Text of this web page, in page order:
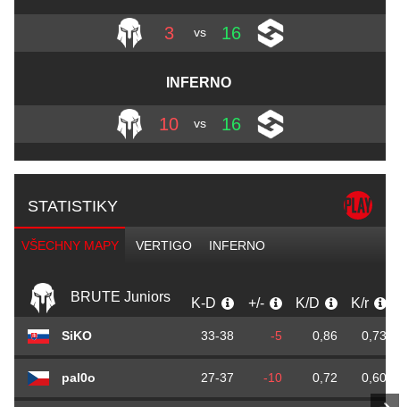
3 vs 16
INFERNO
10 vs 16
STATISTIKY
VŠECHNY MAPY VERTIGO INFERNO
BRUTE Juniors K-D +/- K/D K/r
SiKO 33-38 -5 0,86 0,73
pal0o 27-37 -10 0,72 0,60